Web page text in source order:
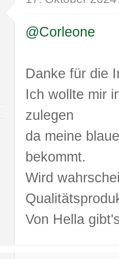
@Corleone
Danke für die
Ich wollte mir
zulegen
da meine
bekommt.
Wird
Von Hella